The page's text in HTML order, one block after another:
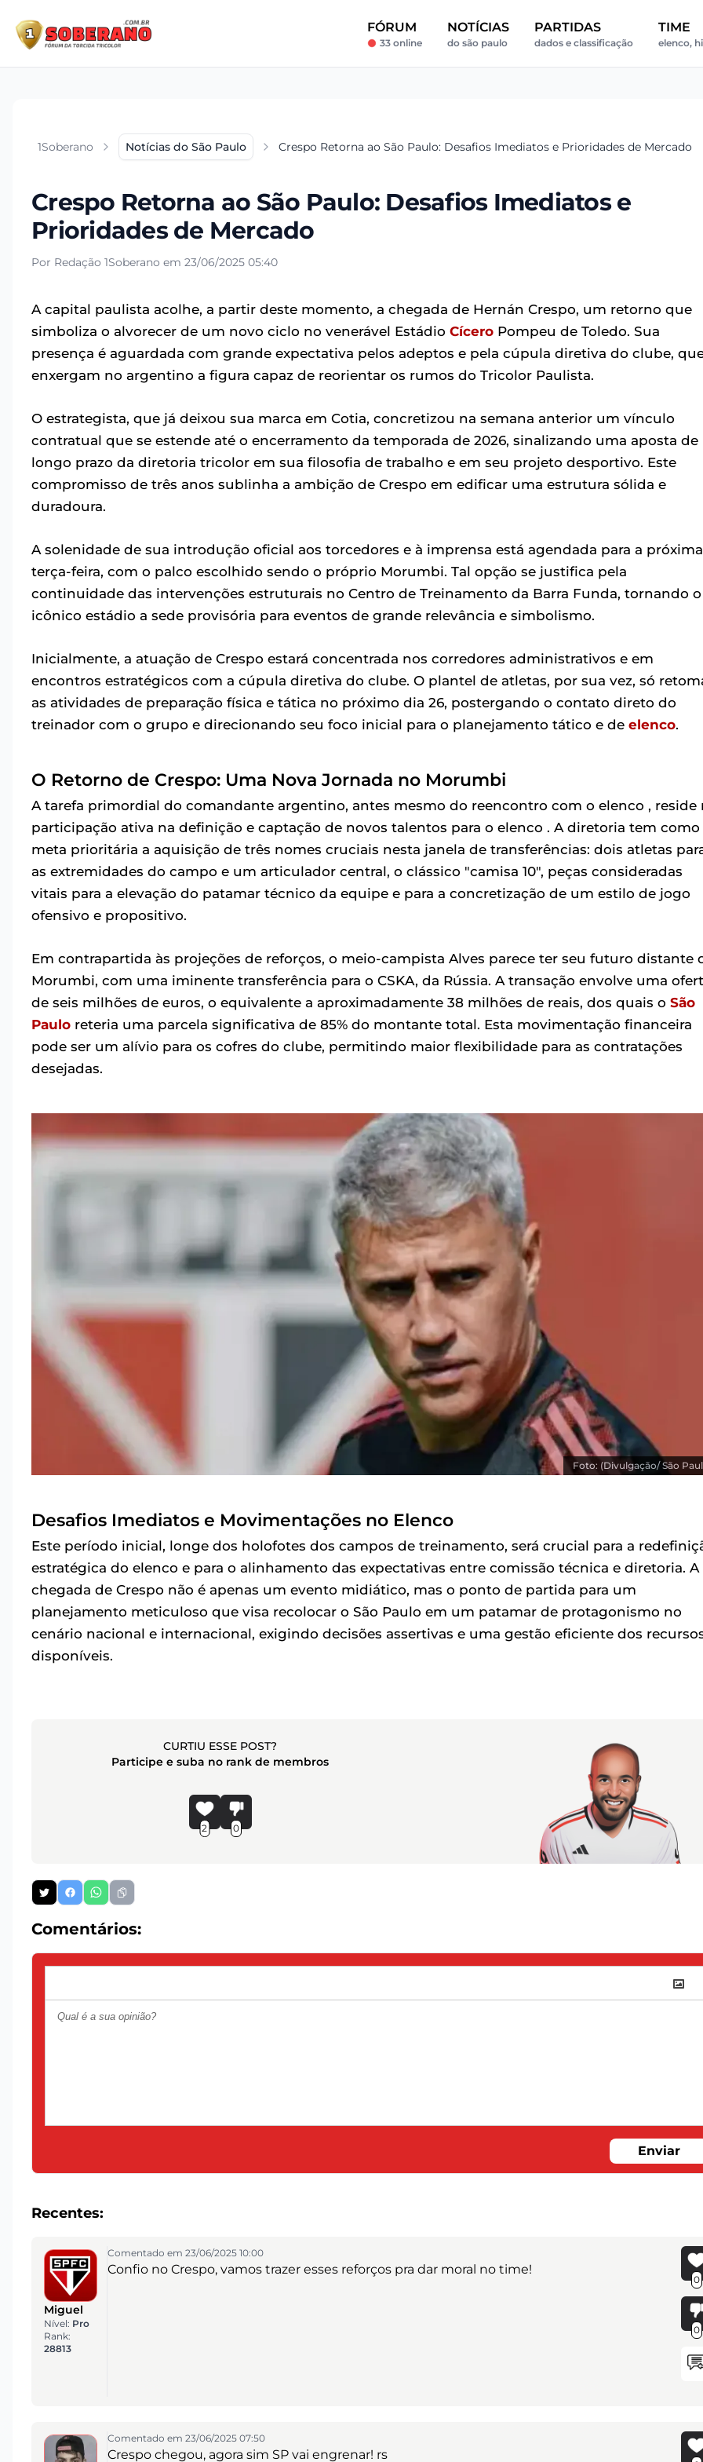
FÓRUM
33 online
NOTÍCIAS
do são paulo
PARTIDAS
dados e classificação
TIME
elenco,
1Soberano Notícias do São Paulo Crespo Retorna ao São Paulo: Desafios Imediatos e Prioridades de Mercado
Crespo Retorna ao São Paulo: Desafios Imediatos e
Prioridades de Mercado
Por Redação 1Soberano em 23/06/2025 05:40
A capital paulista acolhe, a partir deste momento, a chegada de Hernán Crespo, um retorno que
simboliza o alvorecer de um novo ciclo no venerável Estádio Cícero Pompeu de Toledo. Sua
presença é aguardada com grande expectativa pelos adeptos e pela cúpula diretiva do clube,
enxergam no argentino a figura capaz de reorientar os rumos do Tricolor Paulista.
O estrategista, que já deixou sua marca em Cotia, concretizou na semana anterior um vínculo
contratual que se estende até o encerramento da temporada de 2026, sinalizando uma aposta de
longo prazo da diretoria tricolor em sua filosofia de trabalho e em seu projeto desportivo. Este
compromisso de três anos sublinha a ambição de Crespo em edificar uma estrutura sólida e
duradoura.
A solenidade de sua introdução oficial aos torcedores e à imprensa está agendada para a próxima
terça-feira, com o palco escolhido sendo o próprio Morumbi. Tal opção se justifica pela
continuidade das intervenções estruturais no Centro de Treinamento da Barra Funda, tornando o
icônico estádio a sede provisória para eventos de grande relevância e simbolismo.
Inicialmente, a atuação de Crespo estará concentrada nos corredores administrativos e em
encontros estratégicos com a cúpula diretiva do clube. O plantel de atletas, por sua vez, só
as atividades de preparação física e tática no próximo dia 26, postergando o contato direto do
treinador com o grupo e direcionando seu foco inicial para o planejamento tático e de elenco.
O Retorno de Crespo: Uma Nova Jornada no Morumbi
A tarefa primordial do comandante argentino, antes mesmo do reencontro com o elenco , reside
participação ativa na definição e captação de novos talentos para o elenco . A diretoria tem como
meta prioritária a aquisição de três nomes cruciais nesta janela de transferências: dois atletas
as extremidades do campo e um articulador central, o clássico "camisa 10", peças consideradas
vitais para a elevação do patamar técnico da equipe e para a concretização de um estilo de jogo
ofensivo e propositivo.
Em contrapartida às projeções de reforços, o meio-campista Alves parece ter seu futuro distante
Morumbi, com uma iminente transferência para o CSKA, da Rússia. A transação envolve uma
de seis milhões de euros, o equivalente a aproximadamente 38 milhões de reais, dos quais o São
Paulo reteria uma parcela significativa de 85% do montante total. Esta movimentação financeira
pode ser um alívio para os cofres do clube, permitindo maior flexibilidade para as contratações
desejadas.
Foto: (Divulgação/ São
Desafios Imediatos e Movimentações no Elenco
Este período inicial, longe dos holofotes dos campos de treinamento, será crucial para a
estratégica do elenco e para o alinhamento das expectativas entre comissão técnica e diretoria. A
chegada de Crespo não é apenas um evento midiático, mas o ponto de partida para um
planejamento meticuloso que visa recolocar o São Paulo em um patamar de protagonismo no
cenário nacional e internacional, exigindo decisões assertivas e uma gestão eficiente dos
disponíveis.
CURTIU ESSE POST?
Participe e suba no rank de membros
2 0
Comentários:
Enviar
Recentes:
Miguel
Nível: Pro
Rank:
28813
Comentado em 23/06/2025 10:00
Confio no Crespo, vamos trazer esses reforços pra dar moral no time!
0
0
Comentado em 23/06/2025 07:50
Crespo chegou, agora sim SP vai engrenar! rs